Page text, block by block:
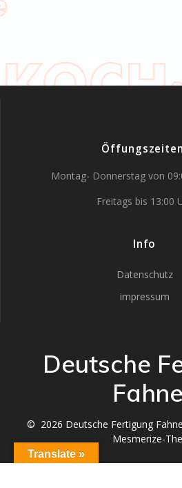
Montag- Donnerstag von
Freitags bis 13:00
Info
Datenschutz
impressum
Deutsche
© 2026 Deutsche Fertigung
Mesmerize-
Translate »